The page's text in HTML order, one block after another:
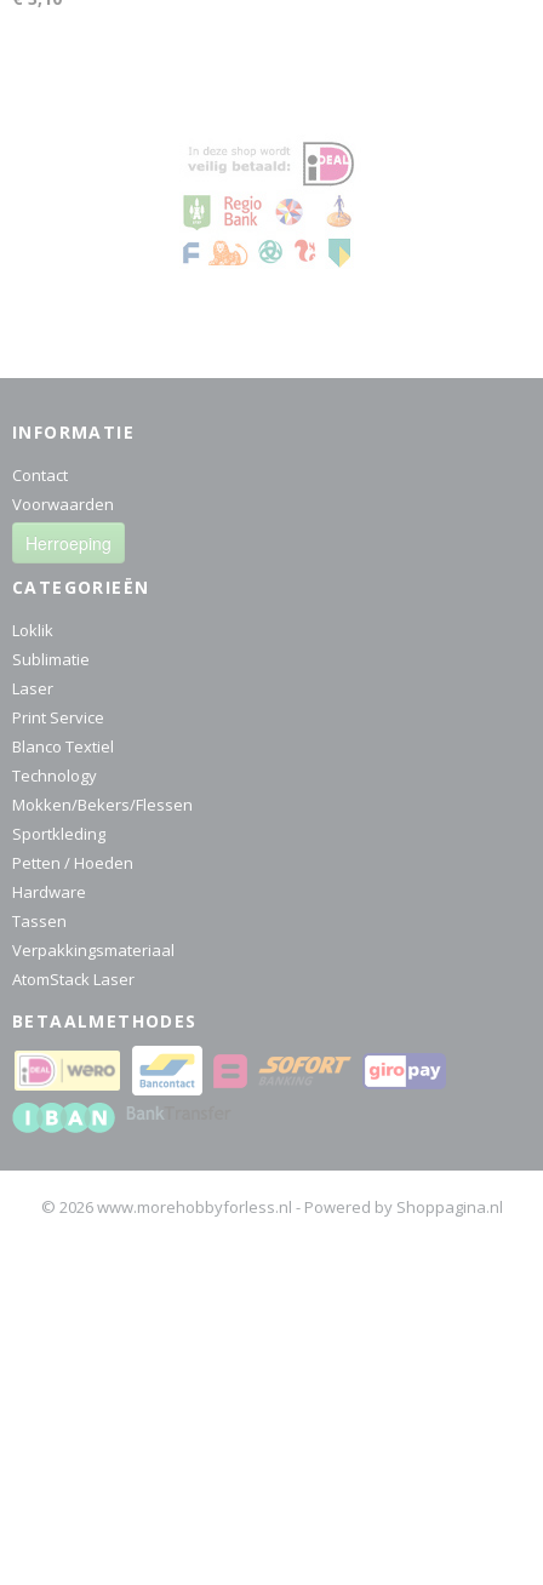
INFORMATIE
Contact
Voorwaarden
Herroeping
CATEGORIEËN
Loklik
Sublimatie
Laser
Print Service
Blanco Textiel
Technology
Mokken/Bekers/Flessen
Sportkleding
Petten / Hoeden
Hardware
Tassen
Verpakkingsmateriaal
AtomStack Laser
BETAALMETHODES
© 2026 www.morehobbyforless.nl - Powered by Shoppagina.nl